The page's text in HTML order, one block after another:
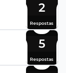
2
Respostas
5
Respostas